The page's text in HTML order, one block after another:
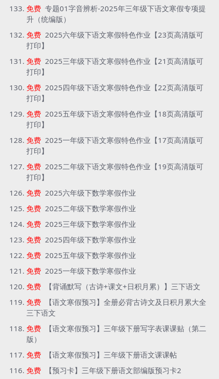
免费 专题01字音辨析-2025年三年级下语文寒假专项提
升（统编版）
免费 2025六年级下语文寒假特色作业【23页高清版可
打印】
免费 2025三年级下语文寒假特色作业【21页高清版可
打印】
免费 2025四年级下语文寒假特色作业【22页高清版可
打印】
免费 2025五年级下语文寒假特色作业【18页高清版可
打印】
免费 2025一年级下语文寒假特色作业【17页高清版可
打印】
免费 2025二年级下语文寒假特色作业【19页高清版可
打印】
免费 2025六年级下数学寒假作业
免费 2025二年级下数学寒假作业
免费 2025三年级下数学寒假作业
免费 2025四年级下数学寒假作业
免费 2025五年级下数学寒假作业
免费 2025一年级下数学寒假作业
免费
【背诵默写（古诗+课文+日积月累）】三下语文
免费
【语文寒假预习】全册必背古诗文及日积月累大全
三下语文
免费
【语文寒假预习】三年级下册写字表课课贴（第二
版）
免费
【语文寒假预习】三年级下册语文课课帖
免费
【预习卡】三年级下册语文部编版预习卡2